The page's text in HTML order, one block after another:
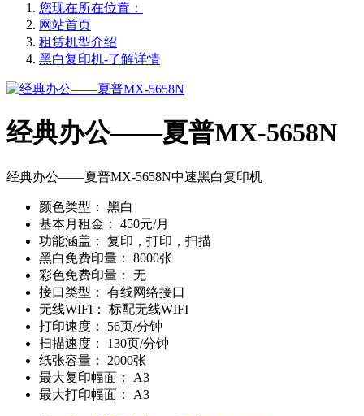
您现在所在位置：
网站首页
租赁机型介绍
黑白复印机-了解详情
经典办公——夏普MX-5658N
经典办公——夏普MX-5658N中速黑白复印机
颜色类型：
黑白
基本月租金：
450元/月
功能涵盖：
复印，打印，扫描
黑白免费印量：
8000张
彩色免费印量：
无
接口类型：
有线网络接口
无线WIFI：
标配无线WIFI
打印速度：
56页/分钟
扫描速度：
130页/分钟
纸张容量：
2000张
最大复印幅面：
A3
最大打印幅面：
A3